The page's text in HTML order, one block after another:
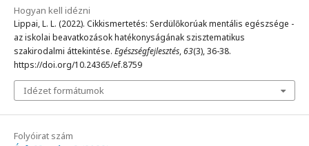
Hogyan kell idézni
Lippai, L. L. (2022). Cikkismertetés: Serdülőkorúak mentális egészsége -
az iskolai beavatkozások hatékonyságának szisztematikus
szakirodalmi áttekintése. Egészségfejlesztés,63(3), 36-38.
https://doi.org/10.24365/ef.8759
Idézet formátumok
Folyóirat szám